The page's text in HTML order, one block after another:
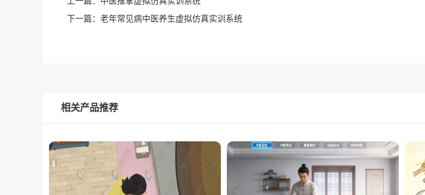
下一篇： 老年常见病中医养生虚拟仿真实训系统
相关产品推荐